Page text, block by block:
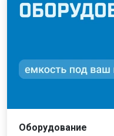
Оборудование